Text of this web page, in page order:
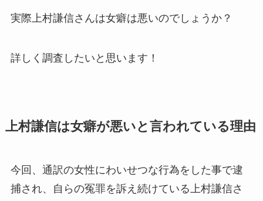
実際上村謙信さんは女癖は悪いのでしょうか？
詳しく調査したいと思います！
上村謙信は女癖が悪いと言われている理由
今回、通訳の女性にわいせつな行為をした事で逮
捕され、自らの冤罪を訴え続けている上村謙信さ